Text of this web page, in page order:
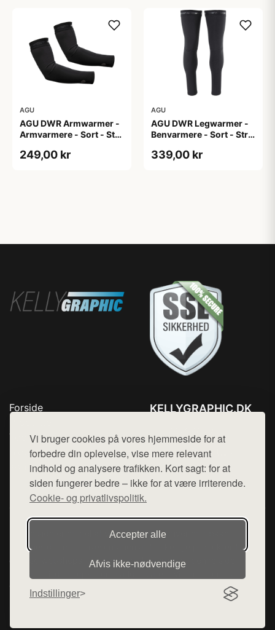
Vi bruger cookies på vores hjemmeside for at
forbedre din oplevelse, vise mere relevant
indhold og analysere trafikken. Kort sagt: for at
siden fungerer bedre – ikke for at være irriterende.
Cookie- og privatlivspolitik.
Accepter alle
Afvis ikke‑nødvendige
Indstillinger
AGU
AGU DWR Armwarmer -
Armvarmere - Sort - Str.
249,00 kr
AGU
AGU DWR Legwarmer -
Benvarmere - Sort - Str.
339,00 kr
Forside
Top Rabatter
Blog
Kontakt
KELLYGRAPHIC.DK
Mail: hej@want.dk
Cookie- og privatlivspolitik
Denne side er en del af want.dk, der udgiver en række
hjemmesider med præsentation af forskellige produkter fra
diverse webshops. Der sælges ikke varer fra denne side - vi
varerne på lager.